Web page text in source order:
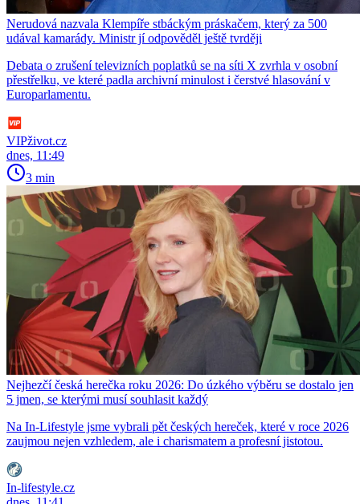
Nerudová nazvala Klempíře stbáckým práskačem, který za 500
udával kamarády. Ministr jí odpověděl ještě tvrději
Debata o zrušení televizních poplatků se na síti X zvrhla v osobní
přestřelku, ve které padla archivní minulost i čerstvé hlasování v
Europarlamentu.
VIPživot.cz
dnes, 11:49
3 min
Nejhezčí česká herečka roku 2026: Do úzkého výběru se dostalo jen
5 jmen, se kterými musí souhlasit každý
Na In-Lifestyle jsme vybrali pět českých hereček, které v roce 2026
zaujmou nejen vzhledem, ale i charismatem a profesní jistotou.
In-lifestyle.cz